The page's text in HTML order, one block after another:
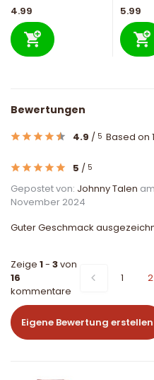
4.99 5.99
Bewertungen
4.9 / 5 Based on
5 / 5
Gepostet von: Johnny Talen
November 2024
Guter Geschmack
Zeige 1- 3von
16
kommentare
1 2
Eigene Bewertung erstellen